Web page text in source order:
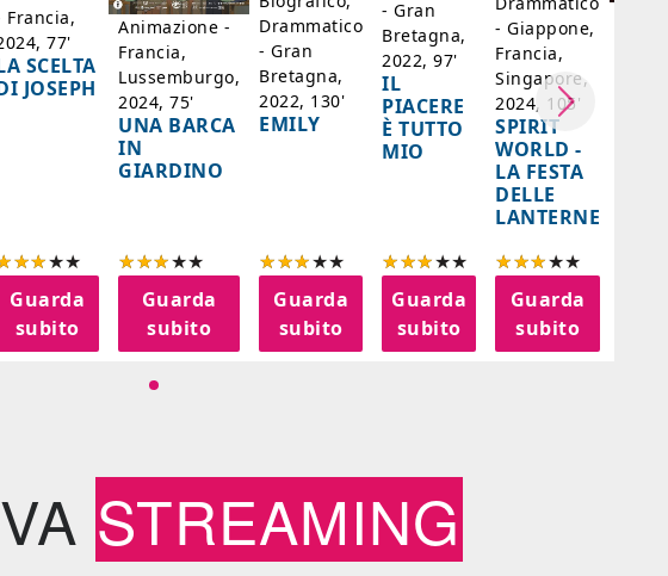
Francia,
77'
SCELTA
JOSEPH
Guarda
subito
Animazione -
Francia,
Lussemburgo,
2024, 75'
UNA BARCA
IN
GIARDINO
Guarda
subito
Drammatico
- Gran
Bretagna,
2022, 130'
EMILY
Guarda
subito
- Gran
Bretagna,
2022, 97'
IL
PIACERE
È TUTTO
MIO
Guarda
subito
- Giappone,
Francia,
Singapore,
2024, 105'
SPIRIT
WORLD -
LA FESTA
DELLE
LANTERNE
Guarda
subito
STREAMING